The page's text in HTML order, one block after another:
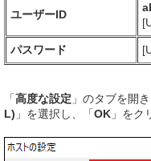
ユーザーID
パスワード
「高度な設定 」のタブを開き
L) 」を選択し、「OK 」をク